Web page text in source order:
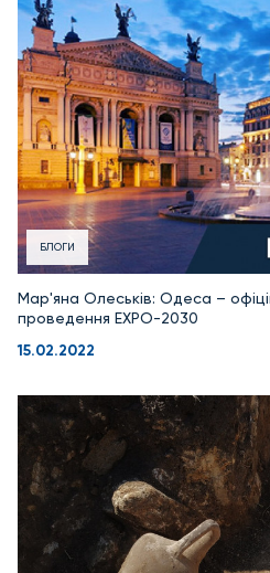
БЛОГИ
Мар'яна Олеськів: Одеса –
проведення EXPO-2030
15.02.2022